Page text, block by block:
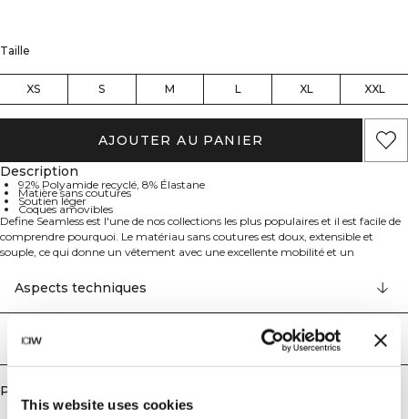
This website uses cookies
Taille
XS S M L XL XXL
AJOUTER AU PANIER
Description
92% Polyamide recyclé, 8% Élastane
Matière sans coutures
Soutien léger
Coques amovibles
Define Seamless est l'une de nos collections les plus populaires et il est facile de
comprendre pourquoi. Le matériau sans coutures est doux, extensible et
souple, ce qui donne un vêtement avec une excellente mobilité et un
technologie sans couture avec un matériau extensible dans les 4 sens pour
augmenter la mobilité pendant votre entraînement, tandis que la technologie
SWEATTECH vous garde au sec. La brassière de sport arbore le logo ICIW, des
rembourrages amovibles et offre un soutien léger pour vos séances
d'entraînement. Le matériau extensible et durable conservera sa forme port
d'entraînement. 92% Polyamide Recyclé, 8% Spandex.
Aspects techniques
Livraison & retours
Produits similaires